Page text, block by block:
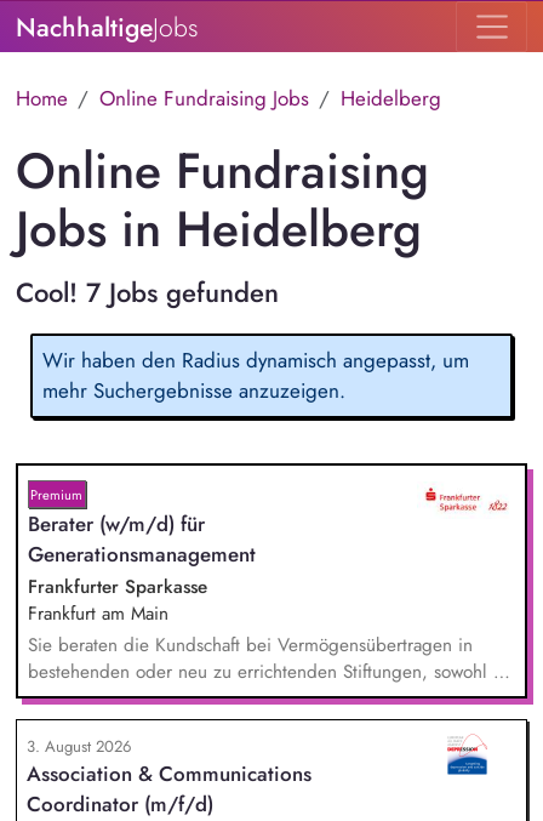
NachhaltigeJobs
Home Online Fundraising Jobs Heidelberg
Online Fundraising
Jobs in Heidelberg
Cool! 7 Jobs gefunden
Wir haben den Radius dynamisch angepasst, um
mehr Suchergebnisse anzuzeigen.
Premium
Berater (w/m/d) für
Generationsmanagement
Frankfurter Sparkasse
Frankfurt am Main
Sie beraten die Kundschaft bei Vermögensübertragen in
bestehenden oder neu zu errichtenden Stiftungen, sowohl zu
Lebzeiten als auch im Rahmen der Nachlassplanung. Sie
übernehmen eigenverantwortlich alle relevanten Aufgaben
bei der Testamentsvollstreckung und Nachlassverwaltung. Sie
wirken aktiv an Werbemaßnahmen im Stiftungs- und
Nachlassmanagement mit, auch in kreativer Hinsicht.
3. August 2026
Association & Communications
Coordinator (m/f/d)